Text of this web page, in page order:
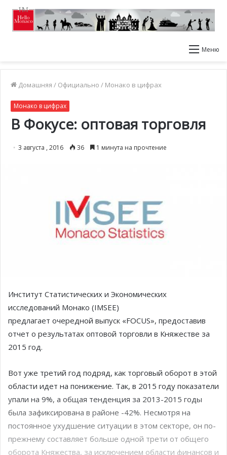
Меню
Домашняя / Официально / Монако в цифрах
Монако в цифрах
В Фокусе: оптовая торговля
3 августа , 2016 36 1 минута на прочтение
Институт Статистических и Экономических
исследований Монако (IMSEE)
предлагает очередной выпуск «FOCUS», предоставив
отчет о результатах оптовой торговли в Княжестве за
2015 год.
Вот уже третий год подряд, как торговый оборот в этой
области идет на понижение. Так, в 2015 году показатели
упали на 9%, а общая тенденция за 2013-2015 годы
была зафиксирована в районе -42%. Несмотря на
постоянное ухудшение ситуации в этом секторе, он по-
прежнему составляет больше одной трети от общего
оборота Княжества, за исключением области финансов и